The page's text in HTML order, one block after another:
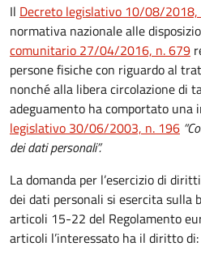
Il Decreto legislativo 10/08/2018,
normativa nazionale alle
comunitario 27/04/2016, n. 679
persone fisiche con riguardo al
nonché alla libera circolazione di
adeguamento ha comportato una
legislativo 30/06/2003, n. 196
dei dati personali”.
La domanda per l’esercizio di
dei dati personali si esercita sulla
articoli 15-22 del Regolamento
articoli l’interessato ha il diritto di: